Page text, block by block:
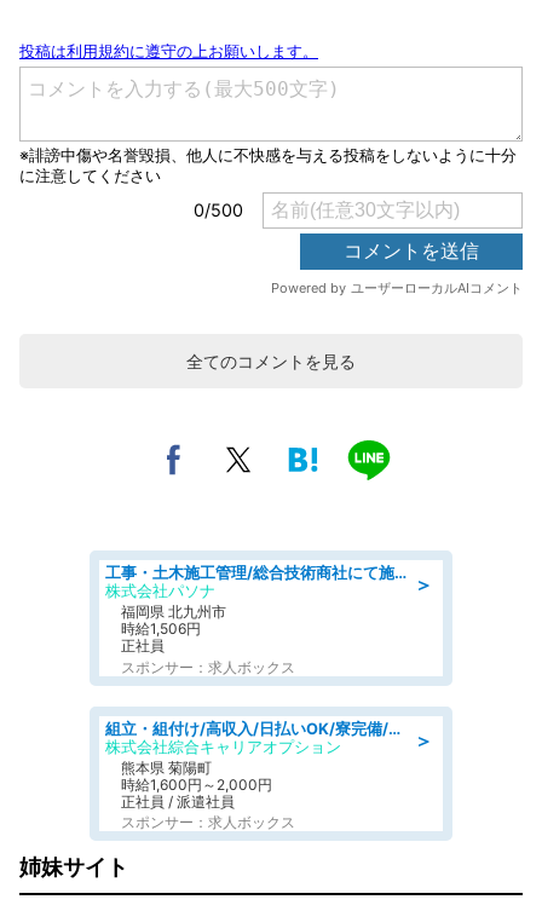
全てのコメントを見る
＞
工事・土木施工管理/総合技術商社にて施工管理のお仕事/即日勤務可/車通勤可/工事・土木施工管理/生産・品質管理
株式会社パソナ
福岡県 北九州市
時給1,506円
正社員
スポンサー：求人ボックス
＞
組立・組付け/高収入/日払いOK/寮完備/交替制/20・30・40代活躍中
株式会社綜合キャリアオプション
熊本県 菊陽町
時給1,600円～2,000円
正社員 / 派遣社員
スポンサー：求人ボックス
姉妹サイト